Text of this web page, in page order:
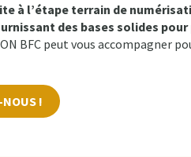
à l’étape terrain de
des bases solides
BFC peut vous accompagner
!